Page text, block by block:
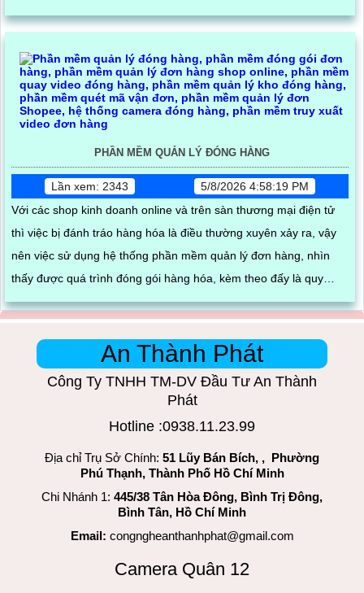
PHẦN MỀM QUẢN LÝ ĐÓNG HÀNG
Lần xem: 2343
5/8/2026 4:58:19 PM
Với các shop kinh doanh online và trên sàn thương mại điện tử
thì việc bị đánh tráo hàng hóa là điều thường xuyên xảy ra, vậy
nên việc sử dụng hệ thống phần mềm quản lý đơn hàng, nhìn
thấy được quá trình đóng gói hàng hóa, kèm theo đấy là quy
trình đóng gói cũng được ghi lại một cách dễ dàng
An Thành Phát
Công Ty TNHH TM-DV Đầu Tư An Thành
Phát
Hotline :0938.11.23.99
Địa chỉ Trụ Sở Chính: 51 Lũy Bán Bích, , Phường
Phú Thạnh, Thành Phố Hồ Chí Minh
Chi Nhánh 1: 445/38 Tân Hòa Đông, Bình Trị Đông,
Bình Tân, Hồ Chí Minh
Email: congngheanthanhphat@gmail.com
Camera Quân 12